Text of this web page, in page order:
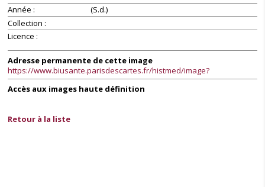
Année
(S.d.)
Collection
Licence
Adresse permanente de cette image
https://www.biusante.parisdescartes.fr/histmed/image?
Accès aux images haute définition
Retour à la liste